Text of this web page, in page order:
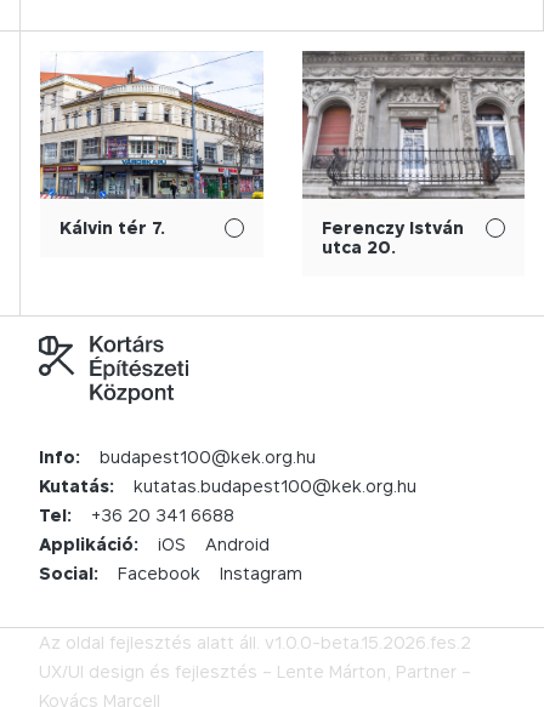
Kálvin tér 7.
Ferenczy István
utca 20.
Info:
budapest100@kek.org.hu
Kutatás:
kutatas.budapest100@kek.org.hu
Tel:
+36 20 341 6688
Applikáció:
iOS
Android
Social:
Facebook Instagram
Az oldal fejlesztés alatt áll. v1.0.0-beta.15.2026.fes.2
UX/UI design és fejlesztés – Lente Márton, Partner –
Kovács Marcell